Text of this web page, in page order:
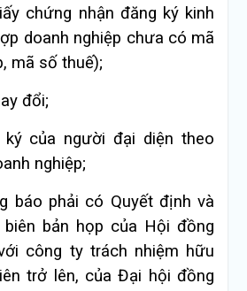
chứng nhận đăng ký kinh
doanh nghiệp chưa có mã
mã số thuế);
đổi;
của người đại diện theo
nghiệp;
báo phải có Quyết định và
bản họp của Hội đồng
công ty trách nhiệm hữu
trở lên, của Đại hội đồng